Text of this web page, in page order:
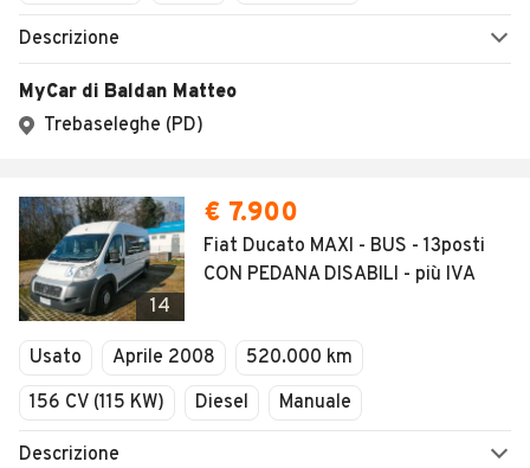
Descrizione
MyCar di Baldan Matteo
Trebaseleghe (PD)
14
€ 7.900
Fiat Ducato MAXI - BUS - 13posti
CON PEDANA DISABILI - più IVA
Usato Aprile 2008
520.000 km
156 CV (115 KW)
Diesel Manuale
Descrizione